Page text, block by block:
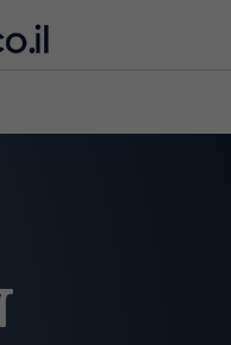
תוצאות